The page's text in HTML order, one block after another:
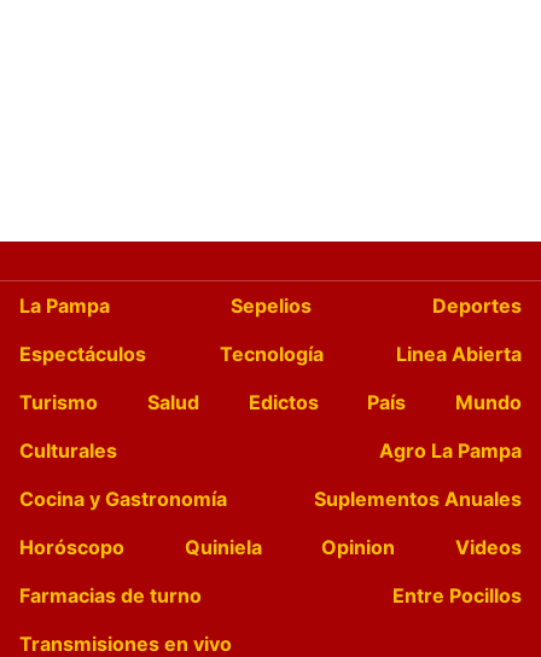
La Pampa Sepelios
Deportes
Espectáculos
Tecnología
Linea Abierta
Turismo
Salud Edictos País
Mundo
Culturales
Agro La Pampa
Cocina y Gastronomía
Suplementos Anuales
Horóscopo
Quiniela Opinion
Videos
Farmacias de turno
Entre Pocillos
Transmisiones en vivo